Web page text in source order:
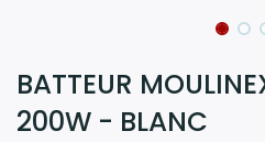
BATTEUR
200W - BLANC